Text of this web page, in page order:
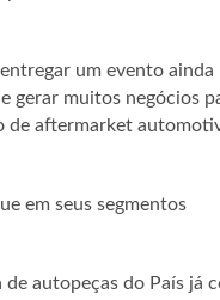
um evento
gerar muitos negócios
de aftermarket
em seus segmentos
autopeças do País já